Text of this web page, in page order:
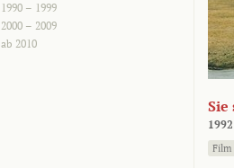
1990 – 1999
2000 – 2009
ab 2010
Sie
1992